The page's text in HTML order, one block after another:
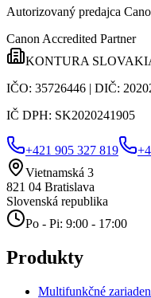
Autorizovaný predajca
Canon Accredited Partner
KONTURA
IČO: 35726446 | DIČ:
IČ DPH: SK2020241905
+421 905 327 819
Vietnamská 3
821 04 Bratislava
Slovenská republika
Po - Pi: 9:00 - 17:00
Produkty
Multifunkčné